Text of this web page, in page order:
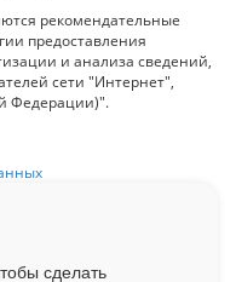
рекомендательные
предоставления
и анализа сведений,
сети "Интернет",
Федерации)".
сделать